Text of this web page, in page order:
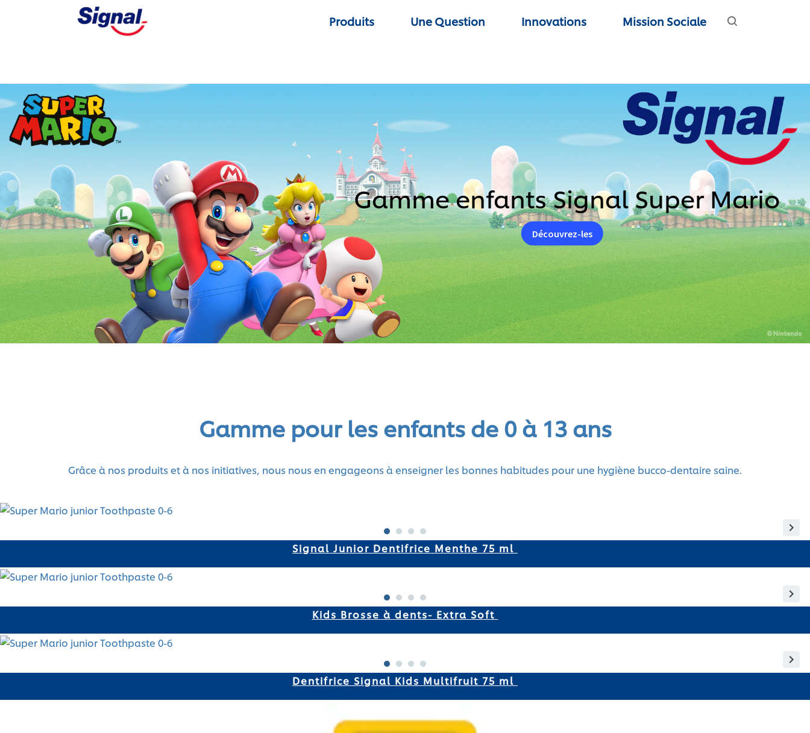
SKIP TO CONTENT
Produits Une Question Innovations Mission Sociale
Gamme enfants Signal Super Mario
Découvrez-lesGamme enfants Signal Super Mario
Gamme pour les enfants de 0 à 13 ans
Grâce à nos produits et à nos initiatives, nous nous en engageons à enseigner les bonnes habitudes pour une hygiène bucco-dentaire saine.
Signal Junior Dentifrice Menthe 75 ml
Kids Brosse à dents- Extra Soft
Dentifrice Signal Kids Multifruit 75 ml ​